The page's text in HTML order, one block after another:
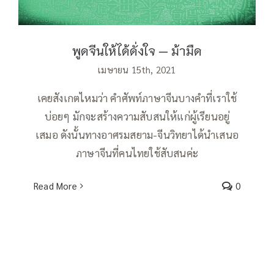
พูดจีนให้ได้ดั่งใจ — ม้ามืด
เมษายน 15th, 2021
เคยสังเกตไหมว่า คำศัพท์ภาษาจีนบางคำที่เราใช้
บ่อยๆ มักจะสร้างความสับสนให้แก่ผู้เรียนอยู่
เสมอ ดังนั้นทางอาศรมสยาม-จีนวิทยาได้นำเสนอ
ภาษาจีนที่คนไทยใช้สับสนค่ะ
Read More 0